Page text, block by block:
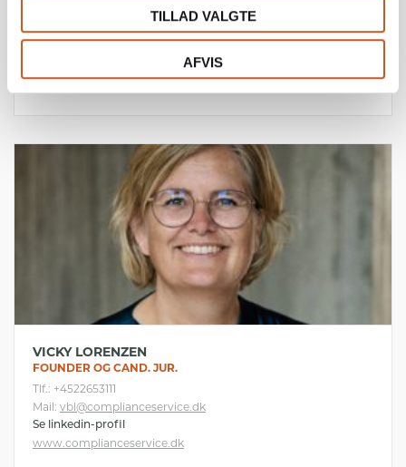
TILLAD VALGTE
AFVIS
VICKY LORENZEN
FOUNDER OG CAND. JUR.
Tlf.: +4522653111
Mail: vbl@complianceservice.dk
Se linkedin-profil
www.complianceservice.dk